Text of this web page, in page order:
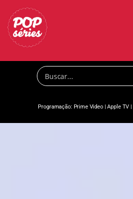
Programação: Prime Video|Apple TV |